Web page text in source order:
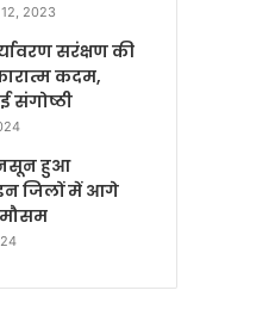
2023
सरंक्षण की
कदम,
संगोष्ठी
हुआ
जिलों में आगे